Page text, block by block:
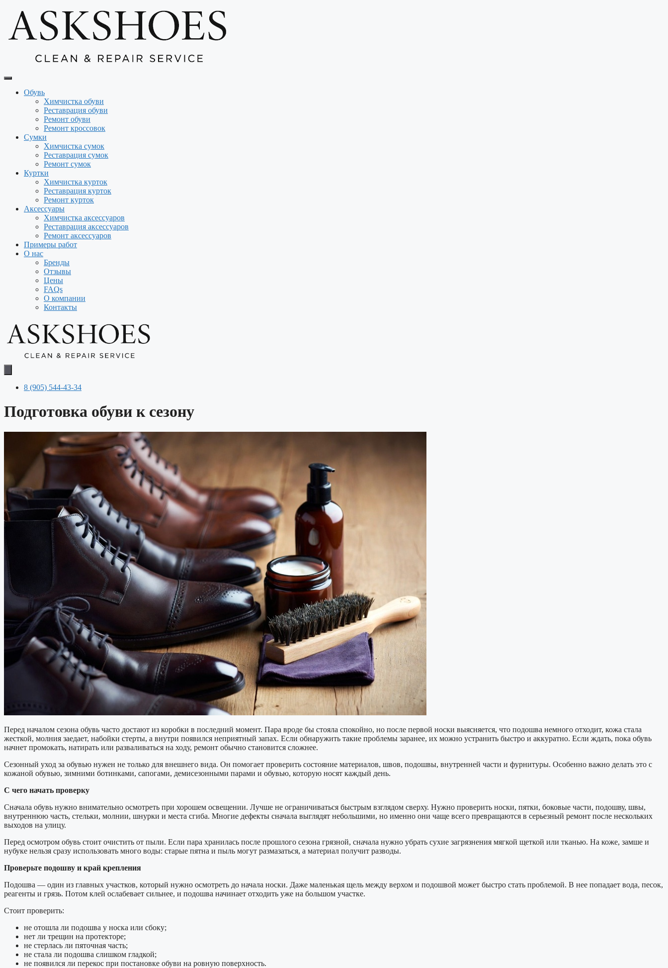
содержимому
Обувь
Химчистка обуви
Реставрация обуви
Ремонт обуви
Ремонт кроссовок
Сумки
Химчистка сумок
Реставрация сумок
Ремонт сумок
Куртки
Химчистка курток
Реставрация курток
Ремонт курток
Аксессуары
Химчистка аксессуаров
Реставрация аксессуаров
Ремонт аксессуаров
Примеры работ
О нас
Бренды
Отзывы
Цены
FAQs
О компании
Контакты
8 (905) 544-43-34
Подготовка обуви к сезону
Перед началом сезона обувь часто достают из коробки в последний момент. Пара вроде бы стояла спокойно, но после первой носки выясняется, что подошва немного отходит, кожа стала
жесткой, молния заедает, набойки стерты, а внутри появился неприятный запах. Если обнаружить такие проблемы заранее, их можно устранить быстро и аккуратно. Если ждать, пока обувь
начнет промокать, натирать или разваливаться на ходу, ремонт обычно становится сложнее.
Сезонный уход за обувью нужен не только для внешнего вида. Он помогает проверить состояние материалов, швов, подошвы, внутренней части и фурнитуры. Особенно важно делать это с
кожаной обувью, зимними ботинками, сапогами, демисезонными парами и обувью, которую носят каждый день.
С чего начать проверку
Сначала обувь нужно внимательно осмотреть при хорошем освещении. Лучше не ограничиваться быстрым взглядом сверху. Нужно проверить носки, пятки, боковые части, подошву, швы,
внутреннюю часть, стельки, молнии, шнурки и места сгиба. Многие дефекты сначала выглядят небольшими, но именно они чаще всего превращаются в серьезный ремонт после нескольких
выходов на улицу.
Перед осмотром обувь стоит очистить от пыли. Если пара хранилась после прошлого сезона грязной, сначала нужно убрать сухие загрязнения мягкой щеткой или тканью. На коже, замше и
нубуке нельзя сразу использовать много воды: старые пятна и пыль могут размазаться, а материал получит разводы.
Проверьте подошву и край крепления
Подошва — один из главных участков, который нужно осмотреть до начала носки. Даже маленькая щель между верхом и подошвой может быстро стать проблемой. В нее попадает вода, песок,
реагенты и грязь. Потом клей ослабевает сильнее, и подошва начинает отходить уже на большом участке.
Стоит проверить:
не отошла ли подошва у носка или сбоку;
нет ли трещин на протекторе;
не стерлась ли пяточная часть;
не стала ли подошва слишком гладкой;
не появился ли перекос при постановке обуви на ровную поверхность.